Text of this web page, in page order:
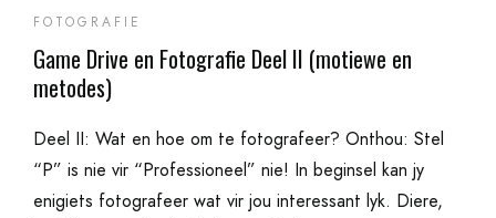
FOTOGRAFIE
Game Drive en Fotografie Deel II (motiewe en
metodes)
Deel II: Wat en hoe om te fotografeer? Onthou: Stel
“P” is nie vir “Professioneel” nie! In beginsel kan jy
enigiets fotografeer wat vir jou interessant lyk. Diere,